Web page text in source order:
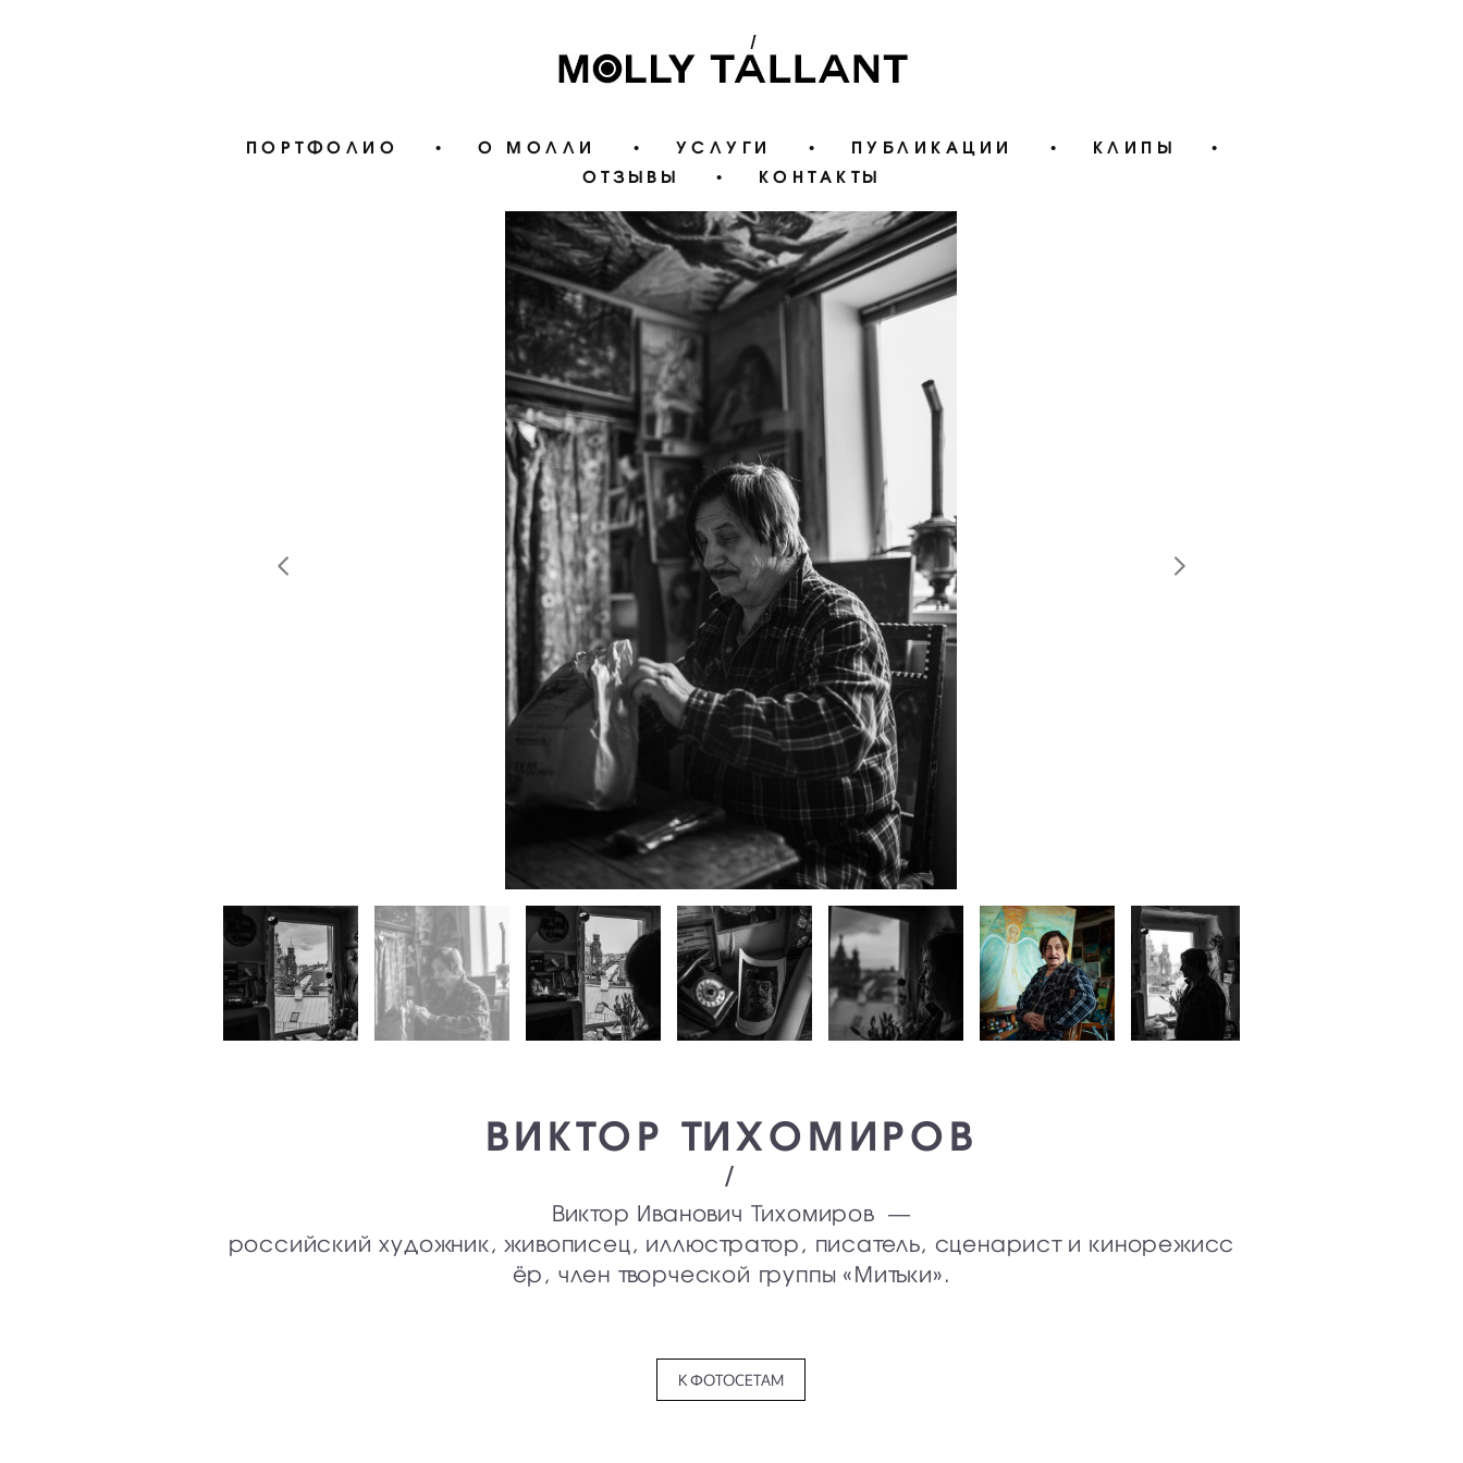
ПОРТФОЛИО • О МОЛЛИ • УСЛУГИ • ПУБЛИКАЦИИ • КЛИПЫ
•
ОТЗЫВЫ
• КОНТАКТЫ
ВИКТОР ТИХОМИРОВ
/
Виктор Иванович Тихомиров —
российский художник, живописец, иллюстратор, писатель, сценарист и кинорежисс
ёр, член творческой группы «Митьки».
К ФОТОСЕТАМ